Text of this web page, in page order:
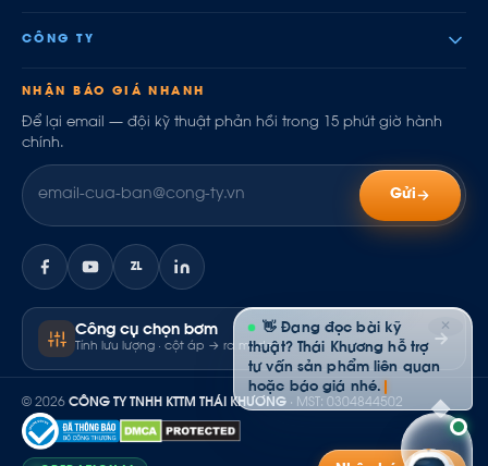
CÔNG TY
NHẬN BÁO GIÁ NHANH
Để lại email — đội kỹ thuật phản hồi trong 15 phút giờ hành
chính.
Gửi
ZL
Công cụ chọn bơm
Tính lưu lượng · cột áp → ra model
© 2026 CÔNG TY TNHH KTTM THÁI KHƯƠNG · MST: 0304844502
✕
👋 Đang đọc bài kỹ
thuật? Thái Khương hỗ trợ
tư vấn sản phẩm liên quan
hoặc báo giá nhé.